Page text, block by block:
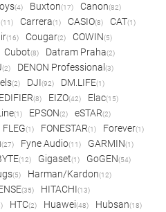
(4) Buxton(17) Canon(82)
(11) Carrera(1) CASIO(8) CAT(1)
(16) Cougar(2) COWIN(5)
Cubot(8) Datram Praha(2)
(2) DENON Professional (3)
(2) DJI(92) DM.LIFE(1)
EDIFIER(8) EIZO(42) Elac(15)
(1) EPSON(2) eSTAR(2)
FLEG(1) FONESTAR(1) Forever(1)
(27) Fyne Audio(11) GARMIN(1)
(12) Gigaset(1) GoGEN(54)
(5) Harman/Kardon(12)
(35) HITACHI(13)
HTC(2) Huawei(48) Hubsan(18)